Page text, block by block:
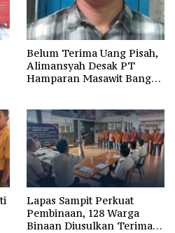
Belum Terima Uang Pisah,
Alimansyah Desak PT
Hamparan Masawit Bangun
Lapas Sampit Perkuat
Pembinaan, 128 Warga
Binaan Diusulkan Terima